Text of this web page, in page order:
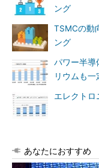
ング
TSMCの動
ング
パワー半
リウムも一
エレクトロ
あなたにおすすめ